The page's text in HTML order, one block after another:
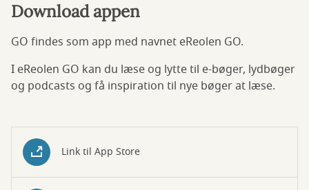
Download appen
GO findes som app med navnet eReolen GO.
I eReolen GO kan du læse og lytte til e-bøger, lydbøger
og podcasts og få inspiration til nye bøger at læse.
Link til App Store